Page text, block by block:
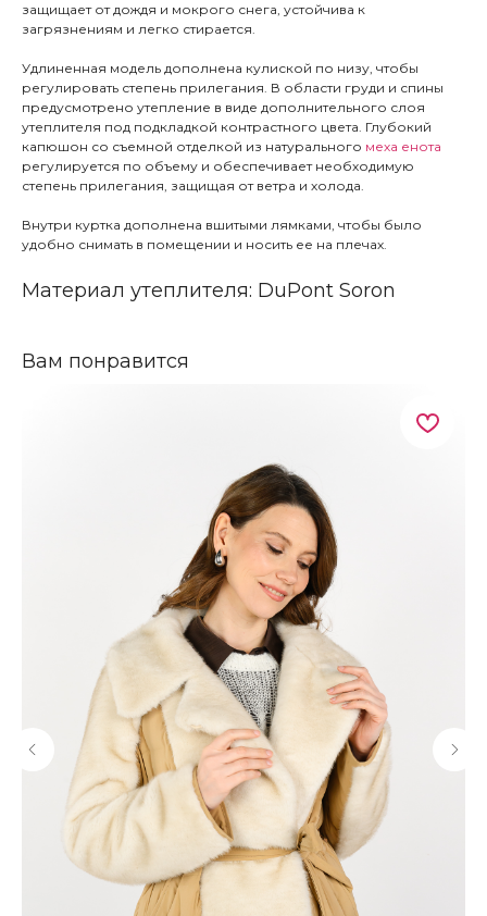
защищает от дождя и мокрого снега, устойчива к
загрязнениям и легко стирается.
Удлиненная модель дополнена кулиской по низу, чтобы
регулировать степень прилегания. В области груди и спины
предусмотрено утепление в виде дополнительного слоя
утеплителя под подкладкой контрастного цвета. Глубокий
капюшон со съемной отделкой из натурального меха енота
регулируется по объему и обеспечивает необходимую
степень прилегания, защищая от ветра и холода.
Внутри куртка дополнена вшитыми лямками, чтобы было
удобно снимать в помещении и носить ее на плечах.
Материал утеплителя: DuPont Soron
Вам понравится
примерки
Бесплатная доставка
по всей России
Бесплатный возврат
в течение 14 дней
Позвони нам
и получи
+7 (499) 226-27-69
СКИДКУ -10%